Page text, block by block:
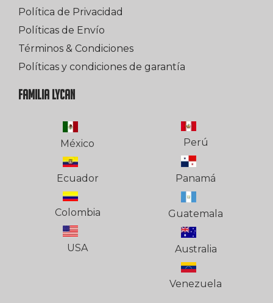
Política de Privacidad
Políticas de Envío
Términos & Condiciones
Políticas y condiciones de garantía
FAMILIA LYCAN
México
Ecuador
Colombia
USA
Perú
Panamá
Guatemala
Australia
Venezuela